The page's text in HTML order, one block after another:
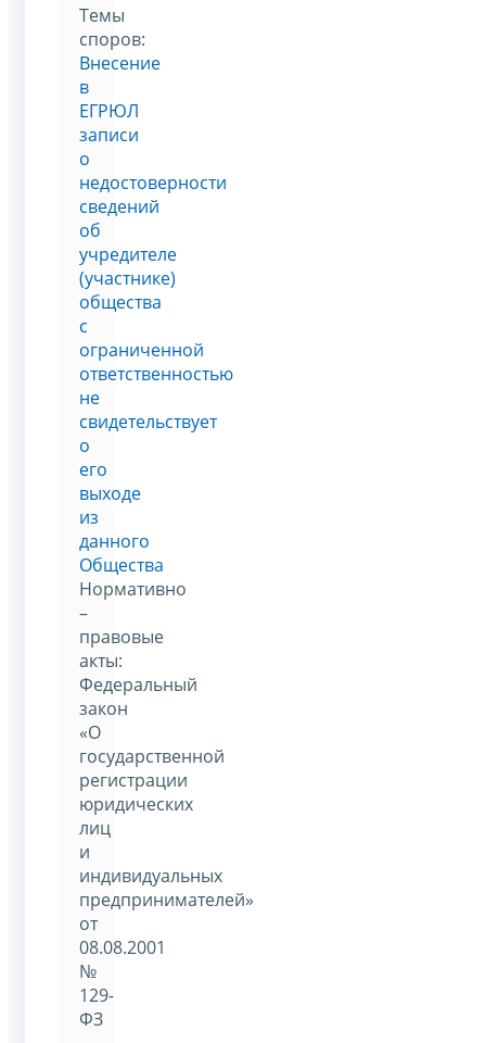
Темы
споров:
Внесение
в
ЕГРЮЛ
записи
о
недостоверности
сведений
об
учредителе
(участнике)
общества
с
ограниченной
ответственностью
не
свидетельствует
о
его
выходе
из
данного
Общества
Нормативно
–
правовые
акты:
Федеральный
закон
«О
государственной
регистрации
юридических
лиц
и
индивидуальных
предпринимателей»
от
08.08.2001
№
129-
ФЗ